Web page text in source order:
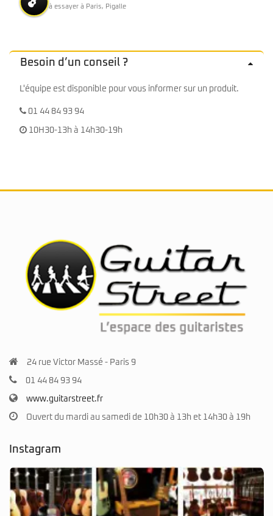
à essayer à Paris, Pigalle
Besoin d’un conseil ?
L'équipe est disponible pour vous informer sur un produit.
01 44 84 93 94
10H30-13h à 14h30-19h
24 rue Victor Massé - Paris 9
01 44 84 93 94
www.guitarstreet.fr
Ouvert du mardi au samedi de 10h30 à 13h et 14h30 à 19h
Instagram